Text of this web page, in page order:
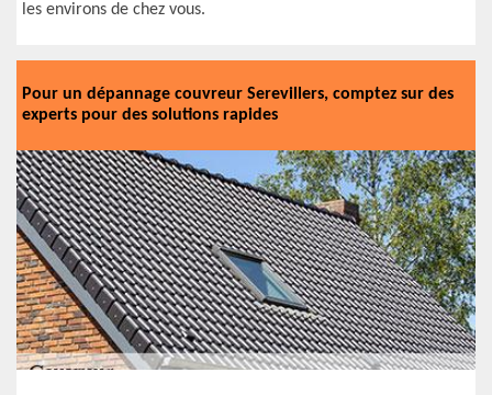
les environs de chez vous.
Pour un dépannage couvreur Serevillers, comptez sur des
experts pour des solutions rapides